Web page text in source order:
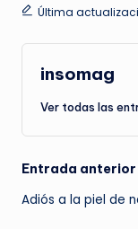
Última
insomag
Ver todas las
de
Entrada anterior
Adiós a la piel de